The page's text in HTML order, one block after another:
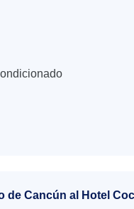
Cancún al Hotel